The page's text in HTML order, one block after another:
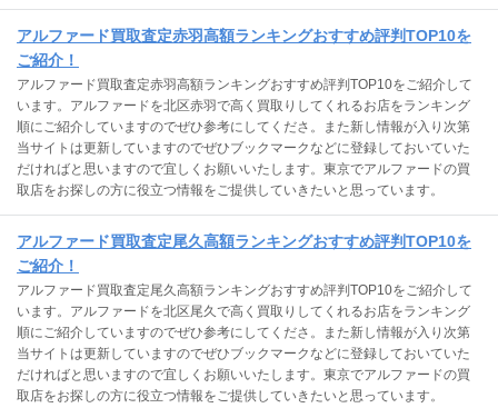
アルファード買取査定赤羽高額ランキングおすすめ評判TOP10を
ご紹介！
アルファード買取査定赤羽高額ランキングおすすめ評判TOP10をご紹介して
います。アルファードを北区赤羽で高く買取りしてくれるお店をランキング
順にご紹介していますのでぜひ参考にしてくださ。また新し情報が入り次第
当サイトは更新していますのでぜひブックマークなどに登録しておいていた
だければと思いますので宜しくお願いいたします。東京でアルファードの買
取店をお探しの方に役立つ情報をご提供していきたいと思っています。
アルファード買取査定尾久高額ランキングおすすめ評判TOP10を
ご紹介！
アルファード買取査定尾久高額ランキングおすすめ評判TOP10をご紹介して
います。アルファードを北区尾久で高く買取りしてくれるお店をランキング
順にご紹介していますのでぜひ参考にしてくださ。また新し情報が入り次第
当サイトは更新していますのでぜひブックマークなどに登録しておいていた
だければと思いますので宜しくお願いいたします。東京でアルファードの買
取店をお探しの方に役立つ情報をご提供していきたいと思っています。